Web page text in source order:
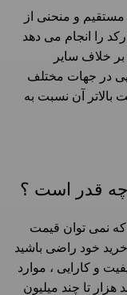
و منحنی از
را انجام می دهد
بر خلاف سایر
در جهات مختلف
بالاتر آن نسبت به
چه قدر است ؟
که نمی توان قیمت
خرید خود راضی باشید
و کارایی ، موارد
تا چند میلیون